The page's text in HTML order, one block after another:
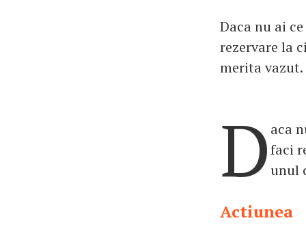
Daca nu ai
rezervare la
merita vazut.
D aca
faci
unul
Actiunea